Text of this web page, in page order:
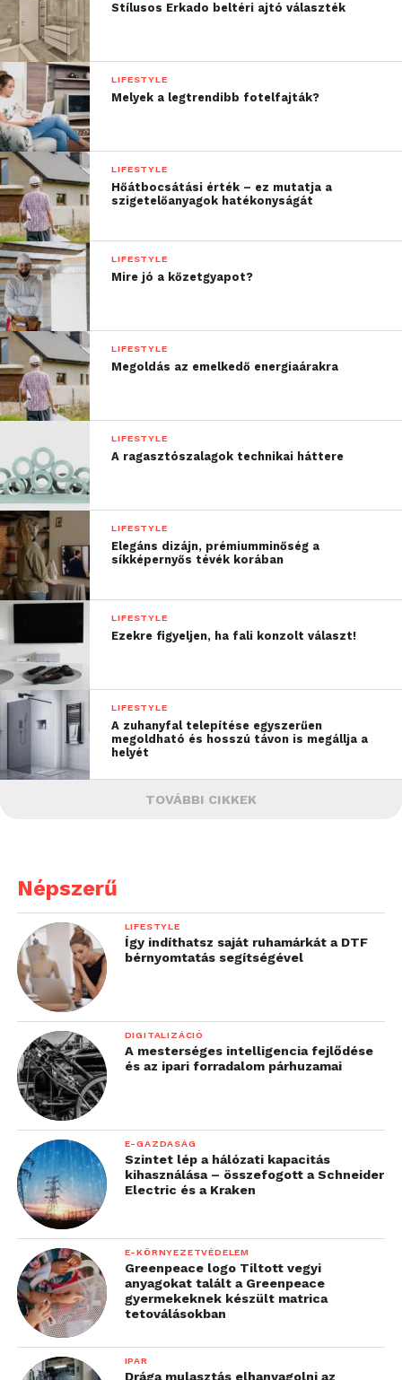
Stílusos Erkado beltéri ajtó választék
LIFESTYLE
Melyek a legtrendibb fotelfajták?
LIFESTYLE
Hőátbocsátási érték – ez mutatja a
szigetelőanyagok hatékonyságát
LIFESTYLE
Mire jó a kőzetgyapot?
LIFESTYLE
Megoldás az emelkedő energiaárakra
LIFESTYLE
A ragasztószalagok technikai háttere
LIFESTYLE
Elegáns dizájn, prémiumminőség a
síkképernyős tévék korában
LIFESTYLE
Ezekre figyeljen, ha fali konzolt választ!
LIFESTYLE
A zuhanyfal telepítése egyszerűen
megoldható és hosszú távon is megállja a
helyét
TOVÁBBI CIKKEK
Népszerű
LIFESTYLE
Így indíthatsz saját ruhamárkát a DTF
bérnyomtatás segítségével
DIGITALIZÁCIÓ
A mesterséges intelligencia fejlődése
és az ipari forradalom párhuzamai
E-GAZDASÁG
Szintet lép a hálózati kapacitás
kihasználása – összefogott a Schneider
Electric és a Kraken
E-KÖRNYEZETVÉDELEM
Greenpeace logo Tiltott vegyi
anyagokat talált a Greenpeace
gyermekeknek készült matrica
tetoválásokban
IPAR
Drága mulasztás elhanyagolni az